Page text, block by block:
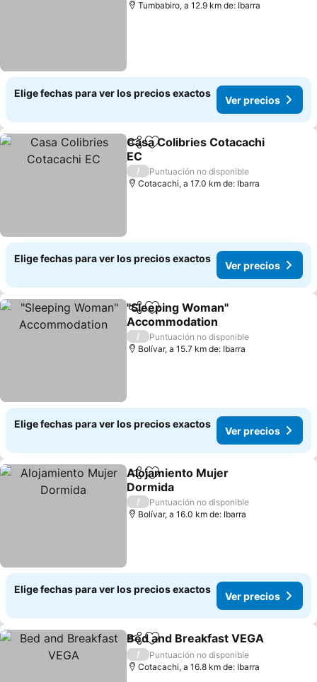
Tumbabiro, a 12.9 km de: Ibarra
Elige fechas para ver los precios exactos
Ver precios
CompartirAgregar a favoritos
Casa Colibries Cotacachi
EC
/
Puntuación no disponible
Cotacachi, a 17.0 km de: Ibarra
Elige fechas para ver los precios exactos
Ver precios
Compartir
Agregar a favoritos
"Sleeping Woman"
Accommodation
/
Puntuación no disponible
Bolívar, a 15.7 km de: Ibarra
Elige fechas para ver los precios exactos
Ver precios
CompartirAgregar a favoritos
Alojamiento Mujer
Dormida
/
Puntuación no disponible
Bolívar, a 16.0 km de: Ibarra
Elige fechas para ver los precios exactos
Ver precios
CompartirAgregar a favoritos
Bed and Breakfast VEGA
/
Puntuación no disponible
Cotacachi, a 16.8 km de: Ibarra